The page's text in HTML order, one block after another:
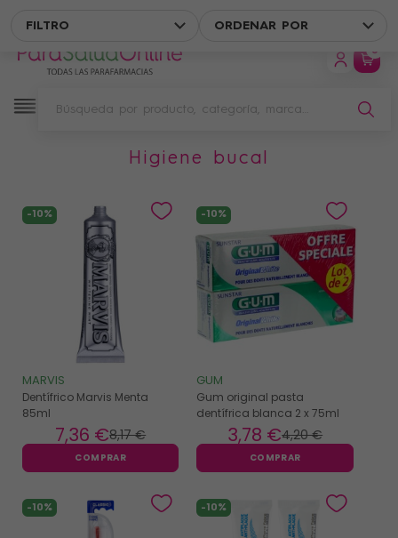
0
ORDENAR POR
FILTRO
higiene bucal
-10%
MARVIS
Dentífrico Marvis Menta
85ml
8,17 €
7,36 €
COMPRAR
-10%
GUM
Gum original pasta
dentífrica blanca 2 x 75ml
4,20 €
3,78 €
COMPRAR
-10% -10%